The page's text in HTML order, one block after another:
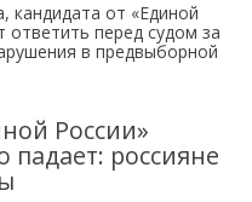
кандидата от «Единой
ответить перед судом за
в предвыборной
России»
падает: россияне